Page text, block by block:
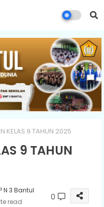
KELAS 9 TAHUN 2025
9 TAHUN
N 3 Bantul
read 0